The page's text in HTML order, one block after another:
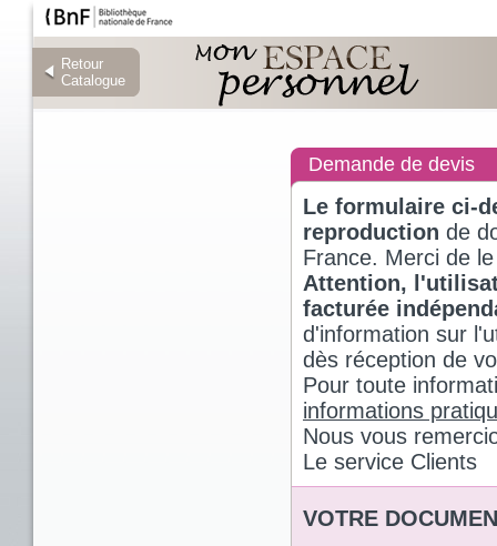
Retour
Catalogue
Retour
Catalogue
Demande de devis
Le formulaire ci-
reproduction de
France. Merci de
Attention,
facturée
d'information sur
dès réception de
Pour toute
informations
Nous vous
Le service Clients
VOTRE